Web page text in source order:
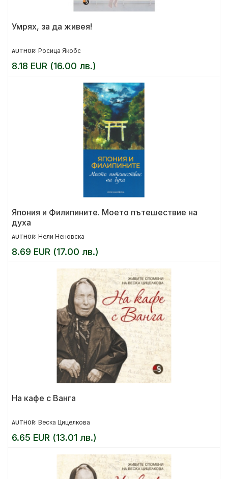
Умрях, за да живея!
AUTHOR: Росица Якобс
8.18 EUR (16.00 лв.)
Япония и Филипините. Моето пътешествие на
духа
AUTHOR: Нели Неновска
8.69 EUR (17.00 лв.)
На кафе с Ванга
AUTHOR: Веска Цицелкова
6.65 EUR (13.01 лв.)